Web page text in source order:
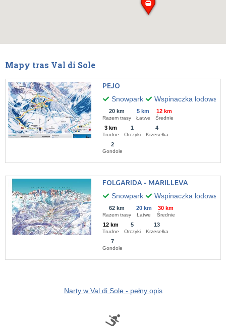
Mapy tras Val di Sole
PEJO
Snowpark
Wspinaczka lodowa
20 km
Razem trasy
5 km
Łatwe
12 km
Średnie
3 km
Trudne
1
Orczyki
4
Krzesełka
2
Gondole
FOLGARIDA - MARILLEVA
Snowpark
Wspinaczka lodowa
62 km
Razem trasy
20 km
Łatwe
30 km
Średnie
12 km
Trudne
5
Orczyki
13
Krzesełka
7
Gondole
Narty w Val di Sole - pełny opis